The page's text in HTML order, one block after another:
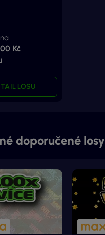
Kč
LOSU
doporučené losy